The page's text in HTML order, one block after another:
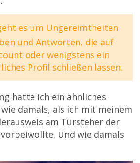
es um Ungereimtheiten
und Antworten, die auf
oder wenigstens ein
Profil schließen lassen.
hatte ich ein ähnliches
damals, als ich mit meinem
am Türsteher der
Und wie damals